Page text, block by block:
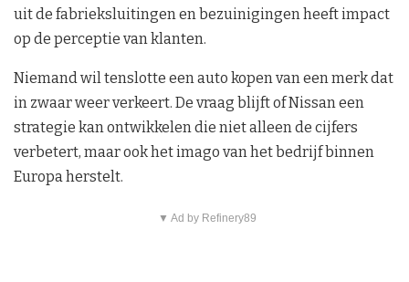
uit de fabrieksluitingen en bezuinigingen heeft impact
op de perceptie van klanten.
Niemand wil tenslotte een auto kopen van een merk dat
in zwaar weer verkeert. De vraag blijft of Nissan een
strategie kan ontwikkelen die niet alleen de cijfers
verbetert, maar ook het imago van het bedrijf binnen
Europa herstelt.
▼ Ad by Refinery89